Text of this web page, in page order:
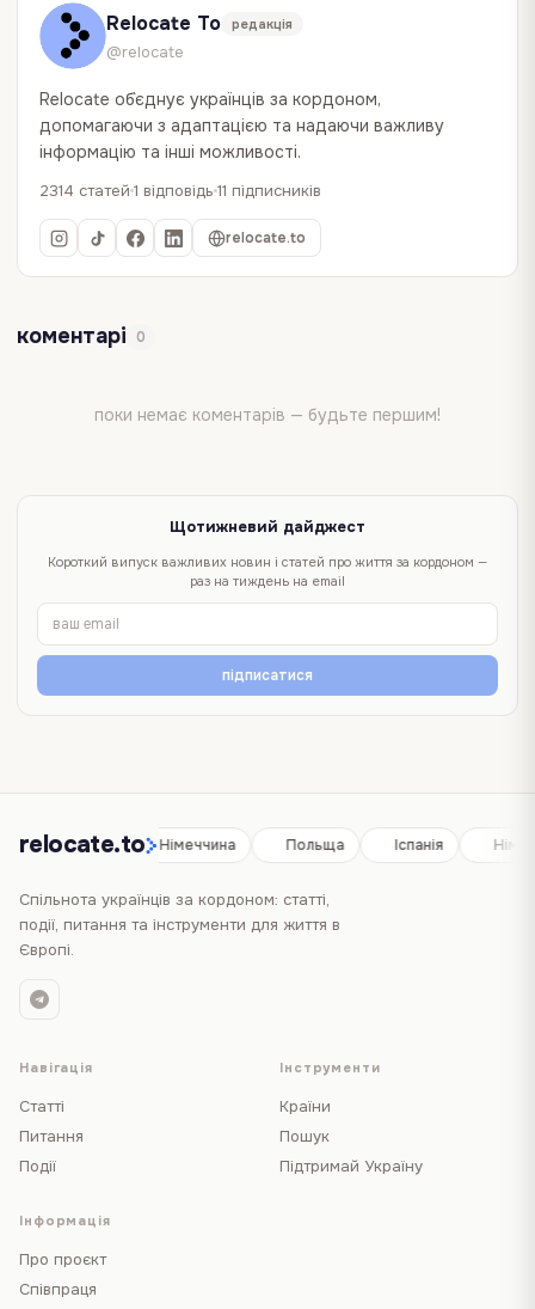
Relocate To редакція
@relocate
Relocate об`єднує українців за кордоном,
допомагаючи з адаптацією та надаючи важливу
інформацію та інші можливості.
2314 статей 1 відповідь 11 підписників
relocate.to
коментарі 0
поки немає коментарів — будьте першим!
Щотижневий дайджест
Короткий випуск важливих новин і статей про життя за кордоном —
раз на тиждень на email
підписатися
relocate.to
Іспанія Німеччина Польща Іспанія
Спільнота українців за кордоном: статті,
події, питання та інструменти для життя в
Європі.
Навігація
Статті
Питання
Події
Інструменти
Країни
Пошук
Підтримай Україну
Інформація
Про проєкт
Співпраця